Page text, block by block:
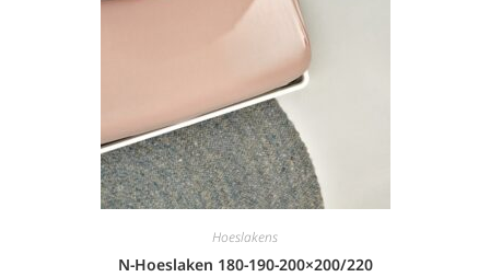
Hoeslakens
N-Hoeslaken 180-190-200×200/220